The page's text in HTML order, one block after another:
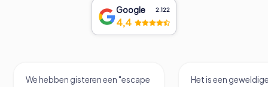
Google 2.122
4,4
We hebben gisteren een "escape
Het is een